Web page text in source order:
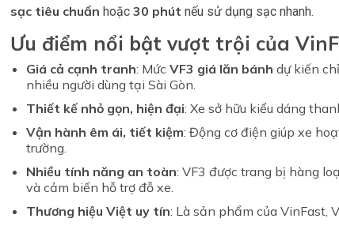
sạc tiêu chuẩn hoặc30 phút nếu sử dụng sạc nhanh.
Ưu điểm nổi bật vượt trội của
Giá cả cạnh tranh: MứcVF3 giá lăn bánh dự kiến
nhiều người dùng tại Sài Gòn.
Thiết kế nhỏ gọn, hiện đại: Xe sở hữu kiểu dáng
Vận hành êm ái, tiết kiệm: Động cơ điện giúp xe
trường.
Nhiều tính năng an toàn: VF3 được trang bị hàng
và cảm biến hỗ trợ đỗ xe.
Thương hiệu Việt uy tín: Là sản phẩm của VinFast,